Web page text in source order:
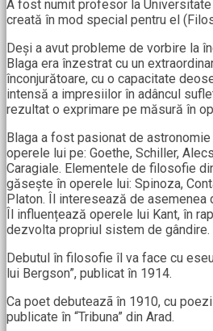
A fost numit profesor la Universitate
creată în mod special pentru el
Deși a avut probleme de vorbire la
Blaga era înzestrat cu un
înconjurătoare, cu o capacitate
intensă a impresiilor în adâncul
rezultat o exprimare pe măsură în
Blaga a fost pasionat de
operele lui pe: Goethe, Schiller,
Caragiale. Elementele de filosofie
găsește în operele lui: Spinoza,
Platon. Îl interesează de
Îl influențează operele lui Kant, în
dezvolta propriul sistem de gândire.
Debutul în filosofie îl va face cu
lui Bergson”, publicat în 1914.
Ca poet debuteazã în 1910, cu
publicate în “Tribuna” din Arad.